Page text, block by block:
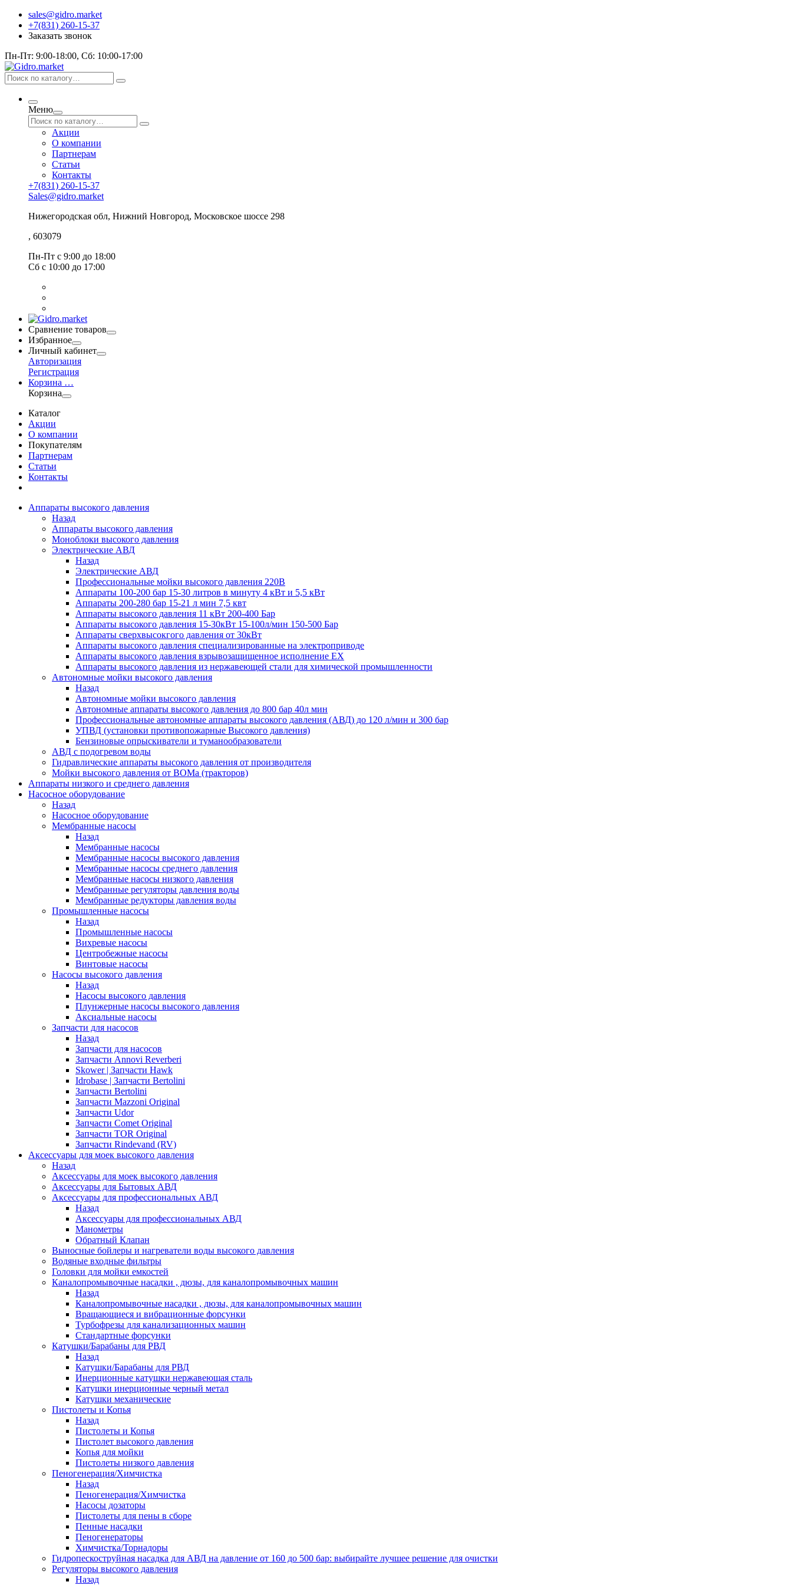
sales@gidro.market
+7(831) 260-15-37
Заказать звонок
Пн-Пт: 9:00-18:00, Сб: 10:00-17:00
Меню
Акции
О компании
Партнерам
Статьи
Контакты
+7(831) 260-15-37
Sales@gidro.market
Нижегородская обл, Нижний Новгород, Московское шоссе 298
, 603079
Пн-Пт с 9:00 до 18:00
Сб с 10:00 до 17:00
Сравнение товаров
Избранное
Личный кабинет
Авторизация
Регистрация
Корзина …
Корзина
Каталог
Акции
О компании
Покупателям
Партнерам
Статьи
Контакты
Аппараты высокого давления
Назад
Аппараты высокого давления
Моноблоки высокого давления
Электрические АВД
Назад
Электрические АВД
Профессиональные мойки высокого давления 220В
Аппараты 100-200 бар 15-30 литров в минуту 4 кВт и 5,5 кВт
Аппараты 200-280 бар 15-21 л мин 7,5 квт
Аппараты высокого давления 11 кВт 200-400 Бар
Аппараты высокого давления 15-30кВт 15-100л/мин 150-500 Бар
Аппараты сверхвысокгого давления от 30кВт
Аппараты высокого давления специализированные на электроприводе
Аппараты высокого давления взрывозащищенное исполнение EX
Аппараты высокого давления из нержавеющей стали для химической промышленности
Автономные мойки высокого давления
Назад
Автономные мойки высокого давления
Автономные аппараты высокого давления до 800 бар 40л мин
Профессиональные автономные аппараты высокого давления (АВД) до 120 л/мин и 300 бар
УПВД (установки противопожарные Высокого давления)
Бензиновые опрыскиватели и туманообразователи
АВД с подогревом воды
Гидравлические аппараты высокого давления от производителя
Мойки высокого давления от ВОМа (тракторов)
Аппараты низкого и среднего давления
Насосное оборудование
Назад
Насосное оборудование
Мембранные насосы
Назад
Мембранные насосы
Мембранные насосы высокого давления
Мембранные насосы среднего давления
Мембранные насосы низкого давления
Мембранные регуляторы давления воды
Мембранные редукторы давления воды
Промышленные насосы
Назад
Промышленные насосы
Вихревые насосы
Центробежные насосы
Винтовые насосы
Насосы высокого давления
Назад
Насосы высокого давления
Плунжерные насосы высокого давления
Аксиальные насосы
Запчасти для насосов
Назад
Запчасти для насосов
Запчасти Annovi Reverberi
Skower | Запчасти Hawk
Idrobase | Запчасти Bertolini
Запчасти Bertolini
Запчасти Mazzoni Original
Запчасти Udor
Запчасти Comet Original
Запчасти TOR Original
Запчасти Rindevand (RV)
Аксессуары для моек высокого давления
Назад
Аксессуары для моек высокого давления
Аксессуары для Бытовых АВД
Аксессуары для профессиональных АВД
Назад
Аксессуары для профессиональных АВД
Манометры
Обратный Клапан
Выносные бойлеры и нагреватели воды высокого давления
Водяные входные фильтры
Головки для мойки емкостей
Каналопромывочные насадки , дюзы, для каналопромывочных машин
Назад
Каналопромывочные насадки , дюзы, для каналопромывочных машин
Вращающиеся и вибрационные форсунки
Турбофрезы для канализационных машин
Стандартные форсунки
Катушки/Барабаны для РВД
Назад
Катушки/Барабаны для РВД
Инерционные катушки нержавеющая сталь
Катушки инерционные черный метал
Катушки механические
Пистолеты и Копья
Назад
Пистолеты и Копья
Пистолет высокого давления
Копья для мойки
Пистолеты низкого давления
Пеногенерация/Химчистка
Назад
Пеногенерация/Химчистка
Насосы дозаторы
Пистолеты для пены в сборе
Пенные насадки
Пеногенераторы
Химчистка/Торнадоры
Гидропескоструйная насадка для АВД на давление от 160 до 500 бар: выбирайте лучшее решение для очистки
Регуляторы высокого давления
Назад